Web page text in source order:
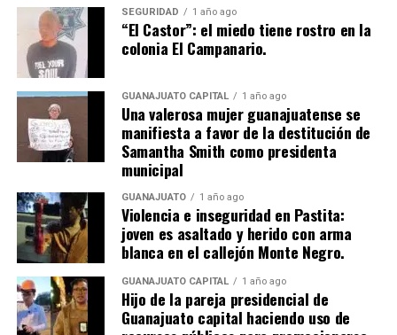
SEGURIDAD 1 año ago
“El Castor”: el miedo tiene rostro en la
colonia El Campanario.
GUANAJUATO CAPITAL 1 año ago
Una valerosa mujer guanajuatense se
manifiesta a favor de la destitución de
Samantha Smith como presidenta
municipal
GUANAJUATO 1 año ago
Violencia e inseguridad en Pastita:
joven es asaltado y herido con arma
blanca en el callejón Monte Negro.
GUANAJUATO CAPITAL 1 año ago
Hijo de la pareja presidencial de
Guanajuato capital haciendo uso de